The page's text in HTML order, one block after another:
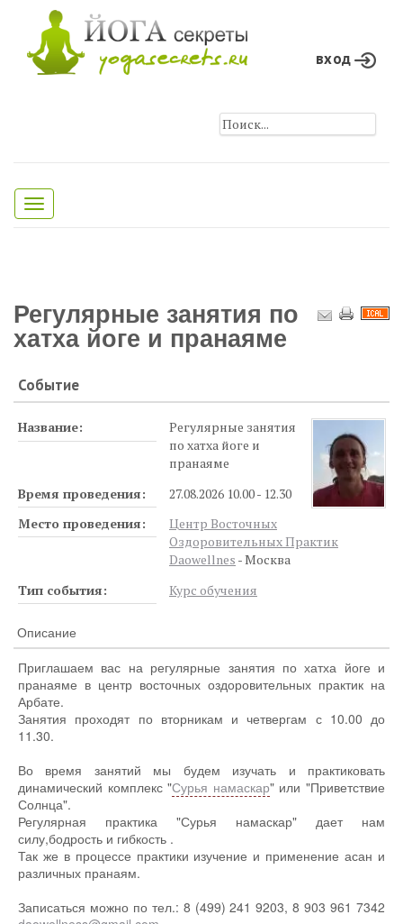
вход
Toggle
navigation
Регулярные занятия по
хатха йоге и пранаяме
Событие
Название:
Регулярные занятия
по хатха йоге и
пранаяме
Время проведения:
27.08.2026 10.00 - 12.30
Место проведения:
Центр Восточных
Оздоровительных Практик
Daowellnes - Москва
Тип события:
Курс обучения
Описание
Приглашаем вас на регулярные занятия по хатха йоге и
пранаяме в центр восточных оздоровительных практик на
Арбате.
Занятия проходят по вторникам и четвергам с 10.00 до
11.30.
Во время занятий мы будем изучать и практиковать
динамический комплекс "Сурья намаскар" или "Приветствие
Солнца".
Регулярная практика "Сурья намаскар" дает нам
силу,бодрость и гибкость .
Так же в процессе практики изучение и применение асан и
различных пранаям.
Записаться можно по тел.: 8 (499) 241 9203, 8 903 961 7342